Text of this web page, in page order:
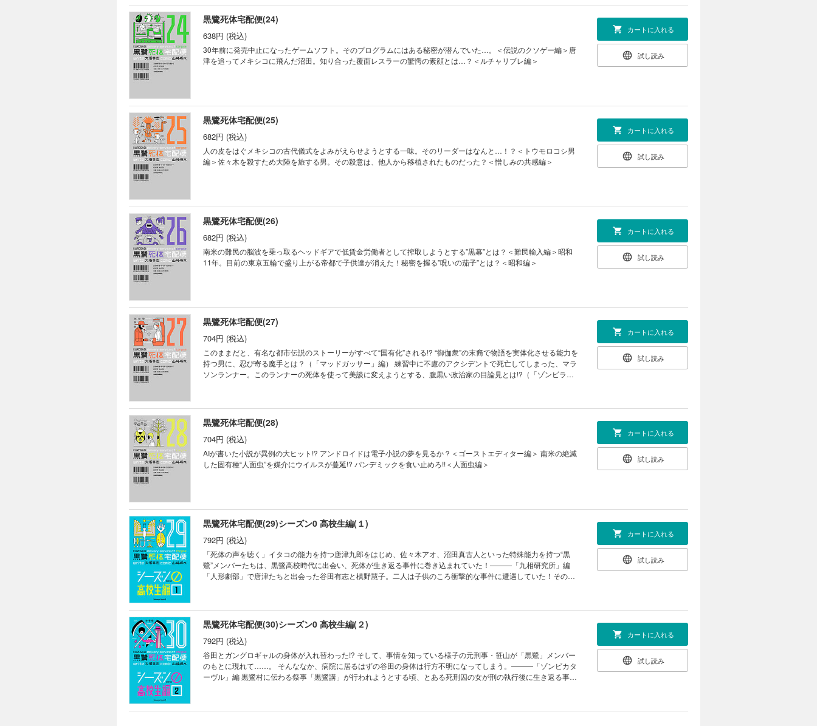
黒鷺死体宅配便(24)
638円 (税込)
30年前に発売中止になったゲームソフト。そのプログラムにはある秘密が潜んでいた…。＜伝説のクソゲー編＞唐
津を追ってメキシコに飛んだ沼田。知り合った覆面レスラーの驚愕の素顔とは…？＜ルチャリブレ編＞
カートに入れる
試し読み
黒鷺死体宅配便(25)
682円 (税込)
人の皮をはぐメキシコの古代儀式をよみがえらせようとする一味。そのリーダーはなんと…！？＜トウモロコシ男
編＞佐々木を殺すため大陸を旅する男。その殺意は、他人から移植されたものだった？＜憎しみの共感編＞
カートに入れる
試し読み
黒鷺死体宅配便(26)
682円 (税込)
南米の難民の脳波を乗っ取るヘッドギアで低賃金労働者として搾取しようとする”黒幕”とは？＜難民輸入編＞昭和
11年。目前の東京五輪で盛り上がる帝都で子供達が消えた！秘密を握る”呪いの茄子”とは？＜昭和編＞
カートに入れる
試し読み
黒鷺死体宅配便(27)
704円 (税込)
このままだと、有名な都市伝説のストーリーがすべて“国有化”される!? “御伽衆”の末裔で物語を実体化させる能力を
持つ男に、忍び寄る魔手とは？（「マッドガッサー」編） 練習中に不慮のアクシデントで死亡してしまった、マラ
ソンランナー。このランナーの死体を使って美談に変えようとする、腹黒い政治家の目論見とは!?（「ゾンビラン
カートに入れる
試し読み
黒鷺死体宅配便(28)
704円 (税込)
AIが書いた小説が異例の大ヒット!? アンドロイドは電子小説の夢を見るか？＜ゴーストエディター編＞ 南米の絶滅
した固有種“人面虫”を媒介にウイルスが蔓延!? パンデミックを食い止めろ!!＜人面虫編＞
カートに入れる
試し読み
黒鷺死体宅配便(29)シーズン0 高校生編(１)
792円 (税込)
「死体の声を聴く」イタコの能力を持つ唐津九郎をはじめ、佐々木アオ、沼田真古人といった特殊能力を持つ“黒
鷺”メンバーたちは、黒鷺高校時代に出会い、死体が生き返る事件に巻き込まれていた！―――「九相研究所」編
「人形劇部」で唐津たちと出会った谷田有志と槙野慧子。二人は子供のころ衝撃的な事件に遭遇していた！その事
カートに入れる
試し読み
黒鷺死体宅配便(30)シーズン0 高校生編(２)
792円 (税込)
谷田とガングロギャルの身体が入れ替わった!? そして、事情を知っている様子の元刑事・笹山が「黒鷺」メンバー
のもとに現れて……。 そんななか、病院に居るはずの谷田の身体は行方不明になってしまう。―――「ゾンビカタ
ーヴル」編 黒鷺村に伝わる祭事「黒鷺講」が行われようとする頃、とある死刑囚の女が刑の執行後に生き返る事件
カートに入れる
試し読み